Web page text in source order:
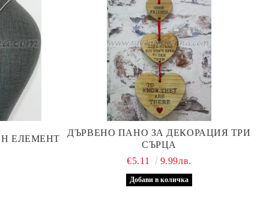
ЕЛЕМЕНТ
ДЪРВЕНО ПАНО ЗА ДЕКОРАЦИЯ ТРИ
СЪРЦА
€5.11
9.99лв.